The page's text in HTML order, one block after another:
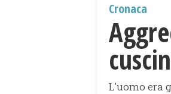
Cronaca
L'uomo era